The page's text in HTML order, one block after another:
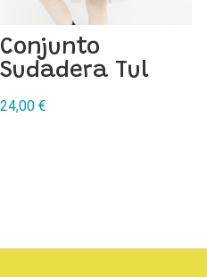
Conjunto
Sudadera Tul
24,00 €